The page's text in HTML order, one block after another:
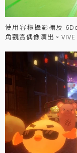
使用容積攝影棚及
角觀賞偶像演出。